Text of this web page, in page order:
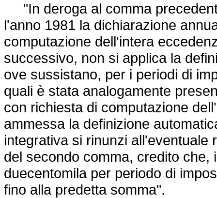
"In deroga al comma
l'anno 1981 la dichiarazione
computazione dell'intera
successivo, non si applica la
ove sussistano, per i periodi di
quali è stata analogamente
con richiesta di computazione
ammessa la definizione
integrativa si rinunzi all'eventuale
del secondo comma, credito
duecentomila per periodo di
fino alla predetta somma".